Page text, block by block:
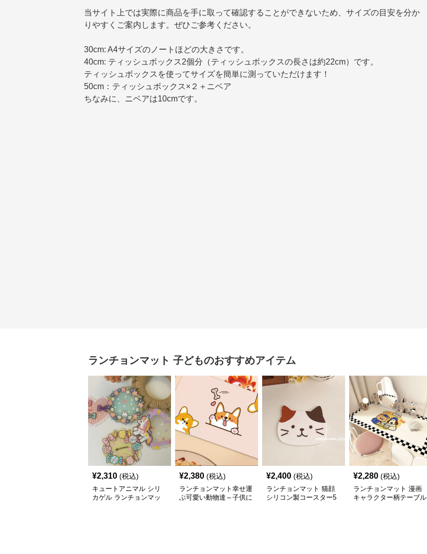
当サイト上では実際に商品を手に取って確認することができないため、サイズの目安を分か
りやすくご案内します。ぜひご参考ください。
30cm: A4サイズのノートほどの大きさです。
40cm: ティッシュボックス2個分（ティッシュボックスの長さは約22cm）です。
ティッシュボックスを使ってサイズを簡単に測っていただけます！
50cm：ティッシュボックス×２＋ニベア
ちなみに、ニベアは10cmです。
ランチョンマット 子どものおすすめアイテム
¥2,310 (税込)
キュートアニマル シリ
カゲル ランチョンマッ
¥2,380 (税込)
ランチョンマット幸せ運
ぶ可愛い動物達～子供に
¥2,400 (税込)
ランチョンマット 猫顔
シリコン製コースター5
¥2,280 (税込)
ランチョンマット 漫画
キャラクター柄テーブル